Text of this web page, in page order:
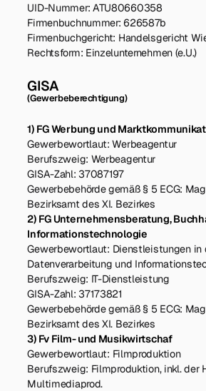
UID-Nummer: ATU80660358
Firmenbuchnummer: 626587b
Firmenbuchgericht: Handelsgericht
Rechtsform: Einzelunternehmen (e.U.)
GISA
(Gewerbeberechtigung)
1) FG Werbung und
Gewerbewortlaut: Werbeagentur
Berufszweig: Werbeagentur
GISA-Zahl: 37087197
Gewerbebehörde gemäß § 5 ECG:
Bezirksamt des XI. Bezirkes
2) FG Unternehmensberatung,
Informationstechnologie
Gewerbewortlaut: Dienstleistungen
Datenverarbeitung und
Berufszweig: IT-Dienstleistung
GISA-Zahl: 37173821
Gewerbebehörde gemäß § 5 ECG:
Bezirksamt des XI. Bezirkes
3) Fv Film- und Musikwirtschaf
Gewerbewortlaut: Filmproduktion
Berufszweig: Filmproduktion, inkl. der
Multimediaprod.